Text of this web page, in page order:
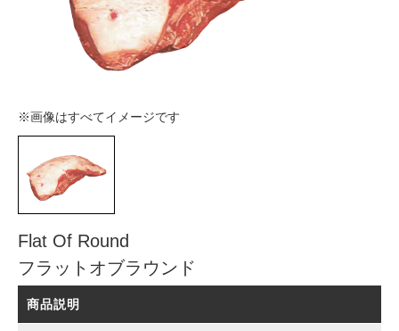
※画像はすべてイメージです
Flat Of Round
フラットオブラウンド
商品説明